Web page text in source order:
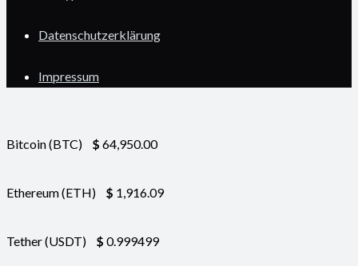
Datenschutzerklärung
Impressum
Bitcoin (BTC) $ 64,950.00
Ethereum (ETH) $ 1,916.09
Tether (USDT) $ 0.999499